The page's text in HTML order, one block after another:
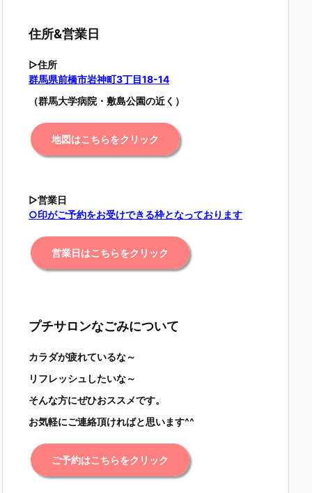
住所&営業日
▷住所
群馬県前橋市岩神町3丁目18-14
（群馬大学病院・敷島公園の近く）
地図はこちらをクリック
▷営業日
○印がご予約をお受けできる枠となっております
営業日はこちらをクリック
プチサロンなごみについて
カラダが疲れているな～
リフレッシュしたいな～
そんな方にぜひおススメです。
お気軽にご連絡頂ければと思います^^
ご予約はこちらをクリック